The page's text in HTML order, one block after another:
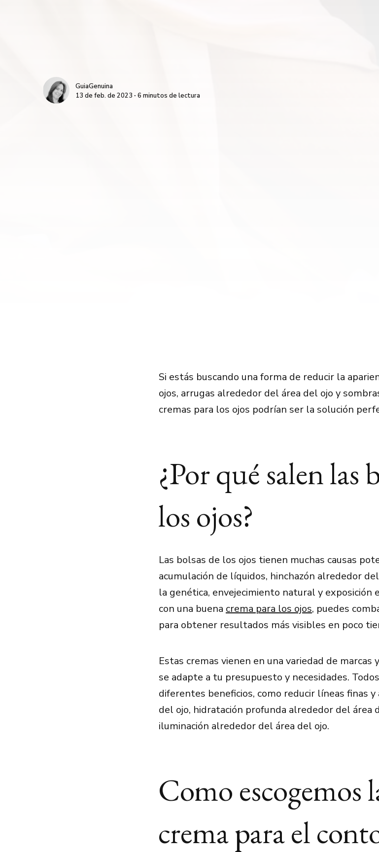
GuiaGenuina
13 de feb. de 2023 ∙ 6 minutos de lectura
Si estás buscando una forma de reducir la
ojos, arrugas alrededor del área del ojo y
cremas para los ojos podrían ser la solución
¿Por qué salen las
los ojos?
Las bolsas de los ojos tienen muchas causas
acumulación de líquidos, hinchazón alrededor
la genética, envejecimiento natural y exposición
con una buena crema para los ojos, puedes
para obtener resultados más visibles en poco
Estas cremas vienen en una variedad de
se adapte a tu presupuesto y necesidades.
diferentes beneficios, como reducir líneas finas
del ojo, hidratación profunda alrededor del área
iluminación alrededor del área del ojo.
Como escogemos
crema para el